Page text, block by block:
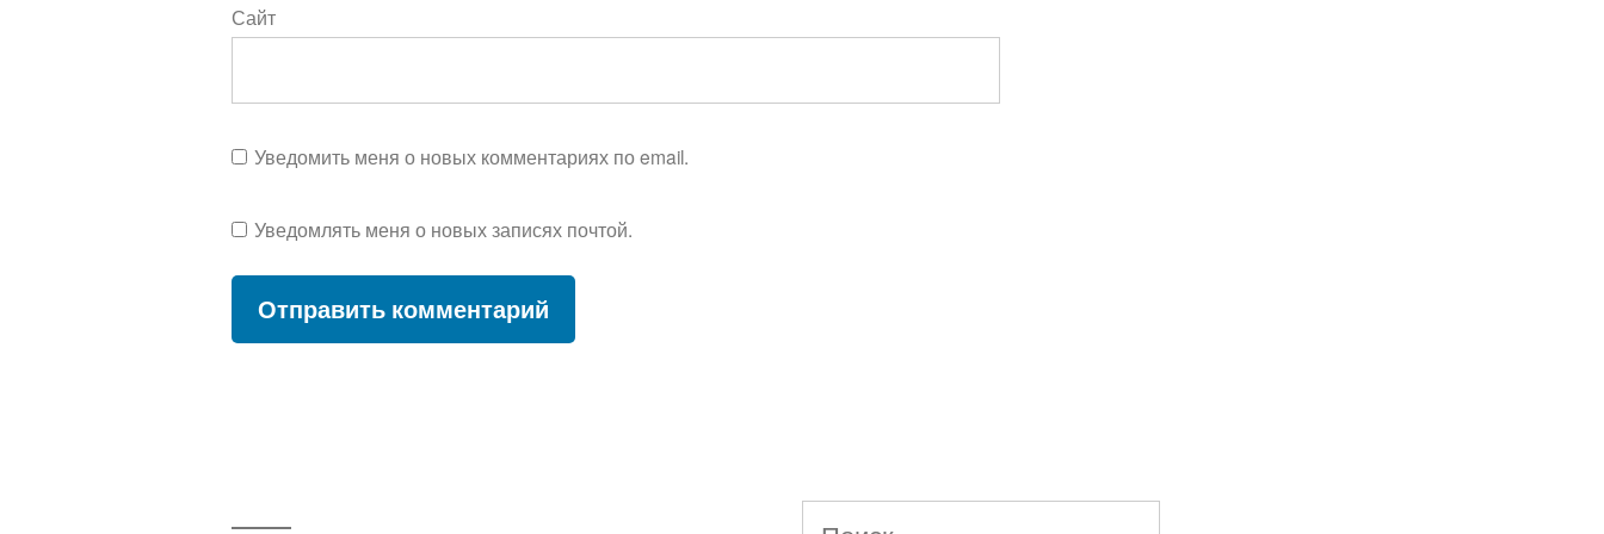
Сайт
Уведомить меня о новых комментариях по email.
Уведомлять меня о новых записях почтой.
Найти: